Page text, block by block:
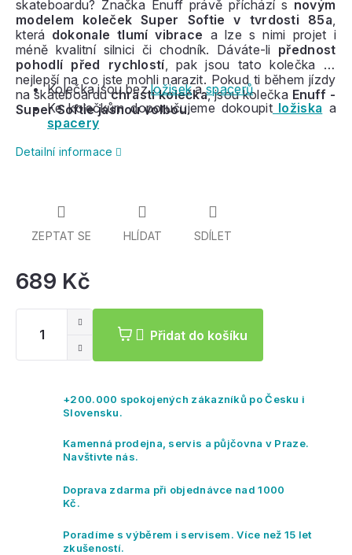
689 Kč
Přidat do košíku
skateboardu? Značka Enuff právě příchází s novým
modelem koleček Super Softie v tvrdosti 85a,
která dokonale tlumí vibrace a lze s nimi projet i
méně kvalitní silnici či chodník. Dáváte-li přednost
pohodlí před rychlostí, pak jsou tato kolečka to
nejlepší na co jste mohli narazit. Pokud ti během jízdy
na skateboarduchrastí kolečka, jsou kolečka Enuff -
Super Softie jasnou volbou.
Kolečka jsou bezložisekaspacerů
Ke kolečkům doporučujeme dokoupitložiska a
spacery
Detailní informace
ZEPTAT SE HLÍDAT SDÍLET
+200.000 spokojených zákazníků po Česku i
Slovensku.
Kamenná prodejna, servis a půjčovna v Praze.
Navštivte nás.
Doprava zdarma při objednávce nad 1000
Kč.
Poradíme s výběrem i servisem. Více než 15 let
zkušeností.